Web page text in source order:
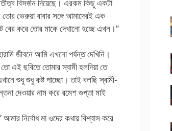
বিসর্জন দিয়েছে। এরকম কিছু একটা
ভেরুয়া বাবার সঙ্গে আমাদেরই এক
বের করে তোর মাকে দেখানো হচ্ছে এখন।”
জীবনে আমি এখনো পর্যন্ত দেখিনি।
এই ছবিতে তোমার স্বামী হলদিয়া তে
শুধু শুধু কষ্ট পাচ্ছো। তাই বলছি স্বামী-
দেওয়ার নাম করে রমেশ গুপ্তা মাই
নির্বোধ মা ওদের কথায় বিশ্বাস করে